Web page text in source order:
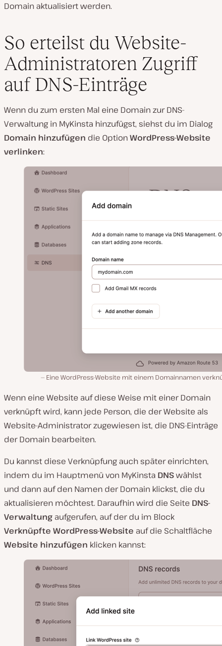
Domain aktualisiert werden.
So erteilst du Website-
Administratoren Zugriff
auf DNS-Einträge
Wenn du zum ersten Mal eine Domain zur DNS-
Verwaltung in MyKinsta hinzufügst, siehst du im Dialog
Domain hinzufügen die OptionWordPress-Website
verlinken:
Eine WordPress-Website mit einem Domainnamen
Wenn eine Website auf diese Weise mit einer Domain
verknüpft wird, kann jede Person, die der Website als
Website-Administrator zugewiesen ist, die DNS-Einträge
der Domain bearbeiten.
Du kannst diese Verknüpfung auch später einrichten,
indem du im Hauptmenü von MyKinsta DNSwählst
und dann auf den Namen der Domain klickst, die du
aktualisieren möchtest. Daraufhin wird die Seite DNS-
Verwaltung aufgerufen, auf der du im Block
Verknüpfte WordPress-Website auf die Schaltfläche
Website hinzufügen klicken kannst: